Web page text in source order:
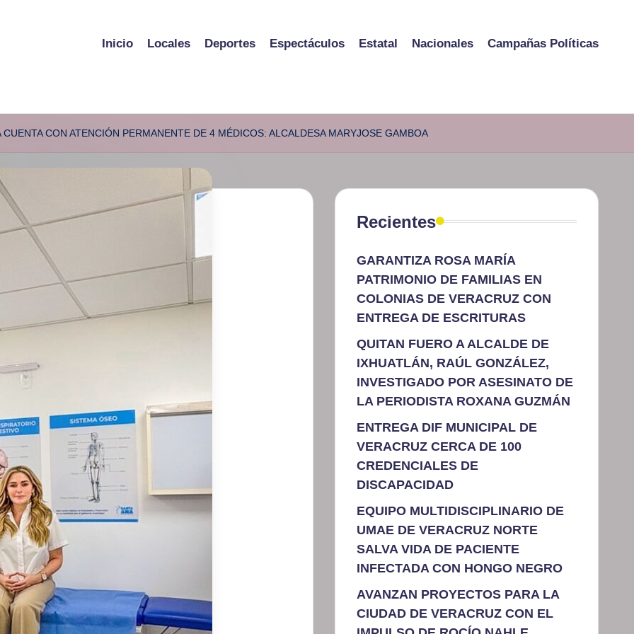
Inicio Locales Deportes Espectáculos Estatal Nacionales Campañas Políticas
CON ATENCIÓN PERMANENTE DE 4 MÉDICOS: ALCALDESA MARYJOSE GAMBOA
Recientes
GARANTIZA ROSA MARÍA
PATRIMONIO DE FAMILIAS EN
COLONIAS DE VERACRUZ CON
ENTREGA DE ESCRITURAS
QUITAN FUERO A ALCALDE DE
IXHUATLÁN, RAÚL GONZÁLEZ,
INVESTIGADO POR ASESINATO DE
LA PERIODISTA ROXANA GUZMÁN
ENTREGA DIF MUNICIPAL DE
VERACRUZ CERCA DE 100
CREDENCIALES DE
DISCAPACIDAD
EQUIPO MULTIDISCIPLINARIO DE
UMAE DE VERACRUZ NORTE
SALVA VIDA DE PACIENTE
INFECTADA CON HONGO NEGRO
AVANZAN PROYECTOS PARA LA
CIUDAD DE VERACRUZ CON EL